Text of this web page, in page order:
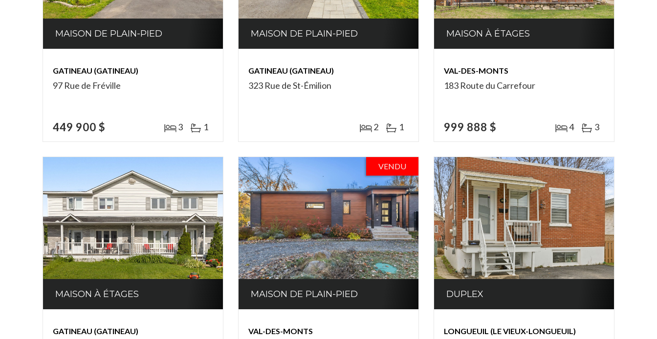
MAISON DE PLAIN-PIED
GATINEAU (GATINEAU)
97 Rue de Fréville
449 900 $ 3 1
MAISON DE PLAIN-PIED
GATINEAU (GATINEAU)
323 Rue de St-Émilion
2 1
MAISON À ÉTAGES
VAL-DES-MONTS
183 Route du Carrefour
999 888 $ 4 3
MAISON À ÉTAGES
GATINEAU (GATINEAU)
VENDU
MAISON DE PLAIN-PIED
VAL-DES-MONTS
DUPLEX
LONGUEUIL (LE VIEUX-LONGUEUIL)